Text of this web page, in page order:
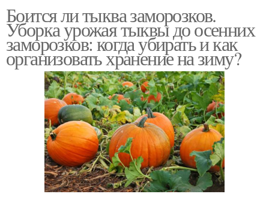
Боится ли тыква заморозков.
Уборка урожая тыквы до осенних
заморозков: когда убирать и как
организовать хранение на зиму?